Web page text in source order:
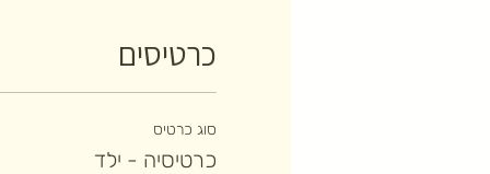
כרטיסים
סוג כרטיס
כרטיסיה - ילד